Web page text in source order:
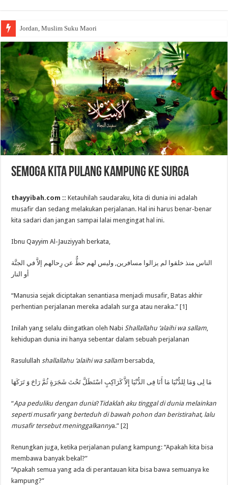
Jordan, Muslim Suku Maori
Semoga Kita Pulang Kampung Ke Surga
thayyibah.com ::Ketauhilah saudaraku, kita di dunia ini adalah
musafir dan sedang melakukan perjalanan. Hal ini harus benar-benar
kita sadari dan jangan sampai lalai mengingat hal ini.
Ibnu Qayyim Al-Jauziyyah berkata,
الناس منذ خلقوا لم يزالوا مسافرين, ﻭﻟﻴﺲ ﻟﻬﻢ ﺣﻂٌّ ﻋﻦ ﺭِﺣﺎﻟﻬﻢ ﺇﻻَّ ﻓﻲ ﺍﻟﺠﻨَّﺔ
ﺃﻭ ﺍﻟﻨﺎﺭ
“Manusia sejak diciptakan senantiasa menjadi musafir, Batas akhir
perhentian perjalanan mereka adalah surga atau neraka.” [1]
Inilah yang selalu diingatkan oleh Nabi Shallallahu ‘alaihi wa sallam
kehidupan dunia ini hanya sebentar dalam sebuah perjalanan
Rasulullah shallallahu ‘alaihi wa sallam bersabda,
مَا لِى وَمَا لِلدُّنْيَا مَا أَنَا فِى الدُّنْيَا إِلاَّ كَرَاكِبٍ اسْتَظَلَّ تَحْتَ شَجَرَةٍ ثُمَّ رَاحَ وَ تَرَكَهَا
“Apa peduliku dengan dunia? Tidaklah aku tinggal di dunia melainkan
seperti musafir yang berteduh di bawah pohon dan beristirahat, lalu
musafir tersebut meninggalkannya.” [2]
Renungkan juga, ketika perjalanan pulang kampung: “Apakah kita bisa
membawa banyak bekal?”
“Apakah semua yang ada di perantauan kita bisa bawa semuanya ke
kampung?”